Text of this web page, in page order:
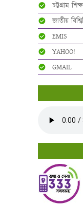
চট্টগ্রাম
জাতীয়
EMIS
YAHOO!
GMAIL